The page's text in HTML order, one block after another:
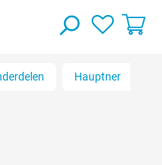
Hauptner